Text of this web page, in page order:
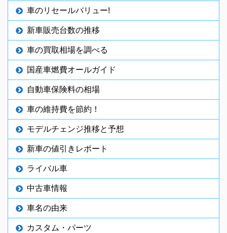
車のリセールバリュー!
新車販売台数の推移
車の買取相場を調べる
国産車燃費オールガイド
自動車保険料の相場
車の維持費を節約！
モデルチェンジ推移と予想
新車の値引きレポート
ライバル車
中古車情報
車名の由来
カスタム・パーツ